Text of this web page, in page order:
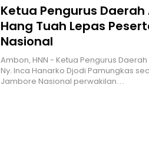
Ketua Pengurus
Hang Tuah Lepas
Nasional
Ambon, HNN - Ketua Pengurus
Ny. Inca Hanarko Djodi Pamungkas
Jambore Nasional perwakilan…